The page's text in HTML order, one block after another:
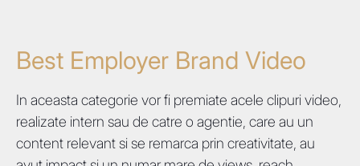
Best Employer Brand Video
In aceasta categorie vor fi premiate acele clipuri video,
realizate intern sau de catre o agentie, care au un
content relevant si se remarca prin creativitate, au